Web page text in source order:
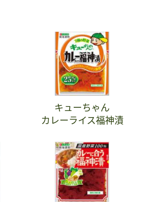
キューちゃん
カレーライス福神漬